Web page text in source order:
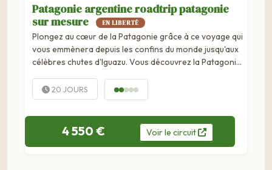
Patagonie argentine roadtrip patagonie
sur mesure
EN LIBERTÉ
Plongez au cœur de la Patagonie grâce à ce voyage qui
vous emmènera depuis les confins du monde jusqu'aux
célèbres chutes d'Iguazu. Vous découvrez la Patagonie,
20 JOURS
4 550 € Voirle circuit